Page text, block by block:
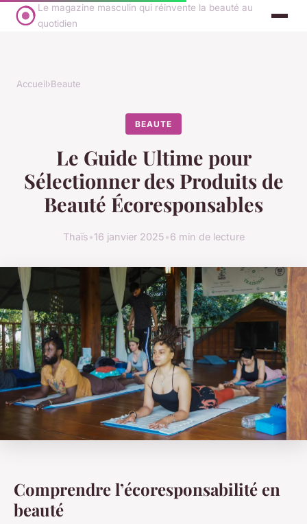
Le magazine masculin qui réinvente la beauté au
quotidien
Accueil›Beaute
BEAUTE
Le Guide Ultime pour
Sélectionner des Produits de
Beauté Écoresponsables
Thaïs•16 janvier 2025•6 min de lecture
Comprendre l’écoresponsabilité en
beauté